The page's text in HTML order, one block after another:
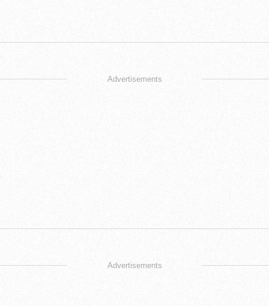
Advertisements
Advertisements